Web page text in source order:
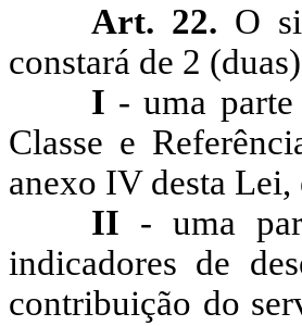
Art. 22. O
constará de 2
I - uma
Classe e
anexo IV desta Lei,
II - uma
indicadores de
contribuição do